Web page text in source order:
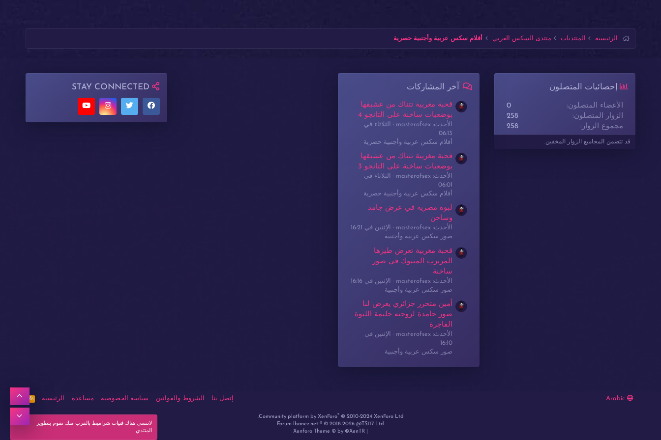
الرئيسية المنتديات منتدى السكس العربي أفلام سكس عربية وأجنبية حصرية
إحصائيات المتصلون
الأعضاء المتصلون
0
الزوار المتصلون
258
مجموع الزوار
258
قد تتضمن المجاميع الزوار المخفين.
آخر المشاركات
قحبة مغربية تتناك من عشيقها
بوضعيات ساخنة على التانجو 4
الأحدث: masterofsex
الثلاثاء في
06:13
أفلام سكس عربية وأجنبية حصرية
قحبة مغربية تتناك من عشيقها
بوضعيات ساخنة على التانجو 3
الأحدث: masterofsex
الثلاثاء في
06:01
أفلام سكس عربية وأجنبية حصرية
لبوة مصرية في عرض جامد
وساخن
الأحدث: masterofsex
الإثنين في 16:21
صور سكس عربية وأجنبية
قحبة مغربية تعرض طيزها
المربرب المنيوك في صور
ساخنة
الأحدث: masterofsex
الإثنين في 16:16
صور سكس عربية وأجنبية
أمين متحرر جزائري يعرض لنا
صور جامدة لزوجته حليمة اللبوة
الفاجرة
الأحدث: masterofsex
الإثنين في
16:10
صور سكس عربية وأجنبية
STAY CONNECTED
إتصل بنا الشروط والقوانين سياسة الخصوصية مساعدة الرئيسية
S
Community platform by XenForo® © 2010-2024 XenForo Ltd.
Forum lbanez.net ® © 2018-2026 @TS117 Ltd
Xenforo Theme © by ©XenTR
لاتنسي هناك فتيات شراميط بالقرب منك نقوم بتطوير
المنتدي
أعلى
أسفل